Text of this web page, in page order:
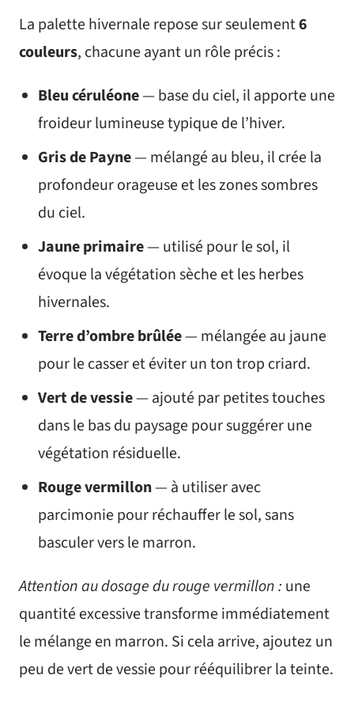
La palette hivernale repose sur seulement6
couleurs, chacune ayant un rôle précis :
Bleu céruléone— base du ciel, il apporte une
froideur lumineuse typique de l’hiver.
Gris de Payne— mélangé au bleu, il crée la
profondeur orageuse et les zones sombres
du ciel.
Jaune primaire— utilisé pour le sol, il
évoque la végétation sèche et les herbes
hivernales.
Terre d’ombre brûlée— mélangée au jaune
pour le casser et éviter un ton trop criard.
Vert de vessie— ajouté par petites touches
dans le bas du paysage pour suggérer une
végétation résiduelle.
Rouge vermillon— à utiliser avec
parcimonie pour réchauffer le sol, sans
basculer vers le marron.
Attention au dosage du rouge vermillon : une
quantité excessive transforme immédiatement
le mélange en marron. Si cela arrive, ajoutez un
peu de vert de vessie pour rééquilibrer la teinte.